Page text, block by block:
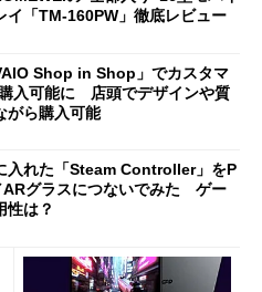
イ「TM-160PW」徹底レビュー
Shop in Shop」でカスタマ
入可能に 店頭でデザインや質
がら購入可能
入れた「Steam Controller」をP
ARグラスにつないでみた ゲー
性は？